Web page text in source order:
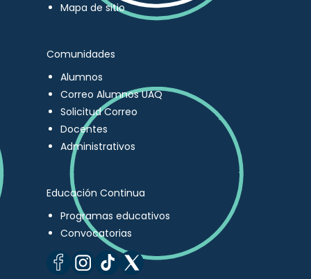
Mapa de sitio
Comunidades
Alumnos
Correo Alumnos UAQ
Solicitud Correo
Docentes
Administrativos
Educación Continua
Programas educativos
Convocatorias